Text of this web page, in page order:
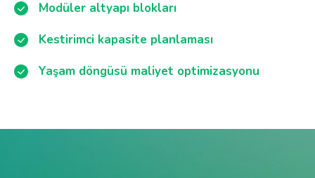
Modüler altyapı blokları
Kestirimci kapasite planlaması
Yaşam döngüsü maliyet optimizasyonu